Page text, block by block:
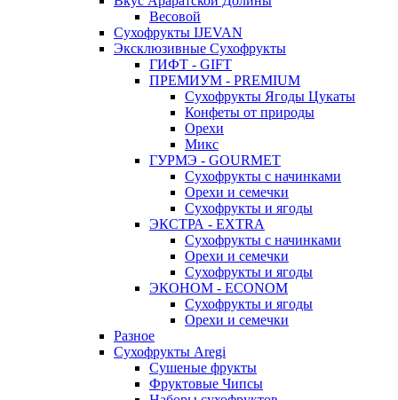
Весовой
Сухофрукты IJEVAN
Эксклюзивные Сухофрукты
ГИФТ - GIFT
ПРЕМИУМ - PREMIUM
Сухофрукты Ягоды Цукаты
Конфеты от природы
Орехи
Микс
ГУРМЭ - GOURMET
Сухофрукты с начинками
Орехи и семечки
Сухофрукты и ягоды
ЭКСТРА - EXTRA
Сухофрукты с начинками
Орехи и семечки
Сухофрукты и ягоды
ЭКОНОМ - ECONOM
Сухофрукты и ягоды
Орехи и семечки
Разное
Сухофрукты Aregi
Сушеные фрукты
Фруктовые Чипсы